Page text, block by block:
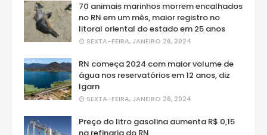
70 animais marinhos morrem encalhados
no RN em um mês, maior registro no
litoral oriental do estado em 25 anos
SEXTA-FEIRA, JANEIRO 26, 2024
RN começa 2024 com maior volume de
água nos reservatórios em 12 anos, diz
Igarn
SEXTA-FEIRA, JANEIRO 26, 2024
Preço do litro gasolina aumenta R$ 0,15